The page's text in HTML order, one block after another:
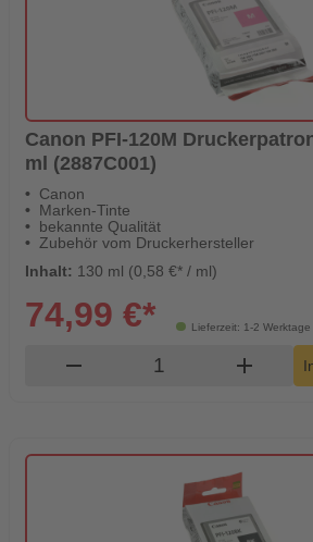
Canon PFI-120M
ml (2887C001)
Canon
Marken-Tinte
bekannte Qualität
Zubehör vom Druckerhersteller
Inhalt: 130 ml (0,58 €* / ml)
Lieferzeit: 1-2 Werktage
74,99 €*
remove Produkt add